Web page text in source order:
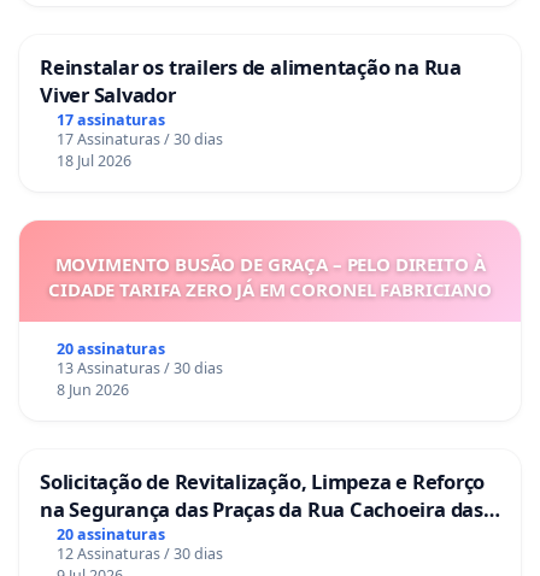
Reinstalar os trailers de alimentação na Rua
Viver Salvador
17 assinaturas
17 Assinaturas / 30 dias
18 Jul 2026
MOVIMENTO BUSÃO DE GRAÇA – PELO DIREITO À
CIDADE TARIFA ZERO JÁ EM CORONEL FABRICIANO
20 assinaturas
13 Assinaturas / 30 dias
8 Jun 2026
Solicitação de Revitalização, Limpeza e Reforço
na Segurança das Praças da Rua Cachoeira das
Sete Ilhas
20 assinaturas
12 Assinaturas / 30 dias